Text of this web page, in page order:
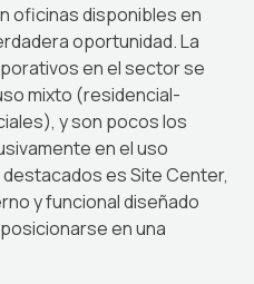
oficinas disponibles en
oportunidad. La
en el sector se
mixto (residencial-
y son pocos los
en el uso
es Site Center,
y funcional diseñado
en una